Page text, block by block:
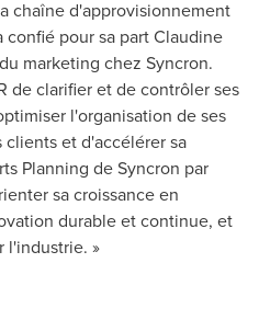
chaîne d'approvisionnement
confié pour sa partClaudine
marketing chez Syncron.
declarifier et de contrôler ses
l'organisation de ses
et d'accélérer sa
Planning de Syncron par
sa croissance en
durable et continue, et
l'industrie. »